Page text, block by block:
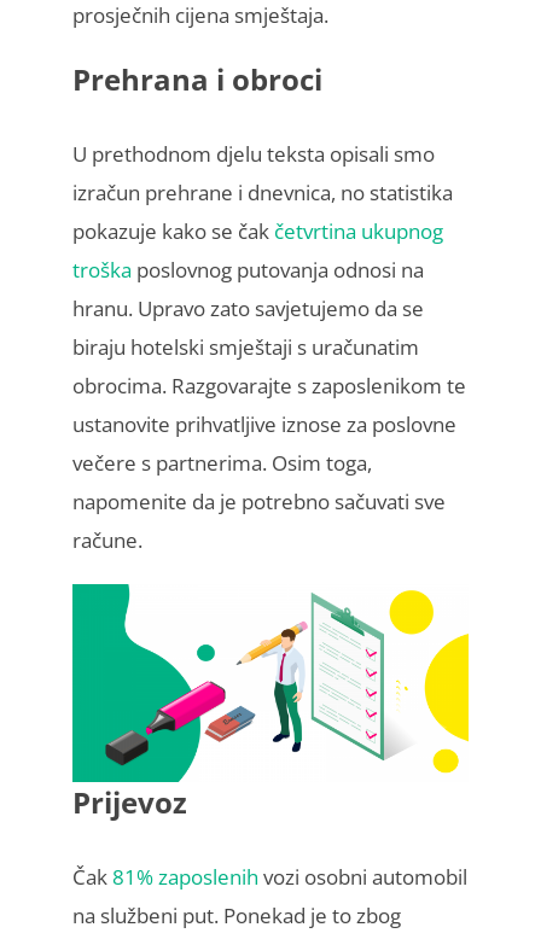
prosječnih cijena smještaja.
Prehrana i obroci
U prethodnom djelu teksta opisali smo
izračun prehrane i dnevnica, no statistika
pokazuje kako se čak četvrtina ukupnog
troška poslovnog putovanja odnosi na
hranu. Upravo zato savjetujemo da se
biraju hotelski smještaji s uračunatim
obrocima. Razgovarajte s zaposlenikom te
ustanovite prihvatljive iznose za poslovne
večere s partnerima. Osim toga,
napomenite da je potrebno sačuvati sve
račune.
Prijevoz
Čak81% zaposlenih vozi osobni automobil
na službeni put. Ponekad je to zbog